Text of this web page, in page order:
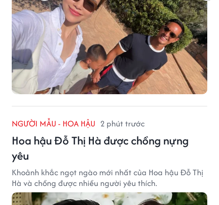
NGƯỜI MẪU - HOA HẬU 2 phút trước
Hoa hậu Đỗ Thị Hà được chồng nựng
yêu
Khoảnh khắc ngọt ngào mới nhất của Hoa hậu Đỗ Thị
Hà và chồng được nhiều người yêu thích.